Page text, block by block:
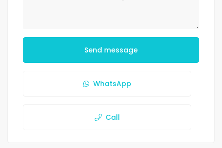
Send message
WhatsApp
Call